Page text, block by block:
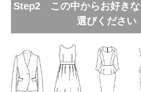
Step2 この中からお好きな
選びください